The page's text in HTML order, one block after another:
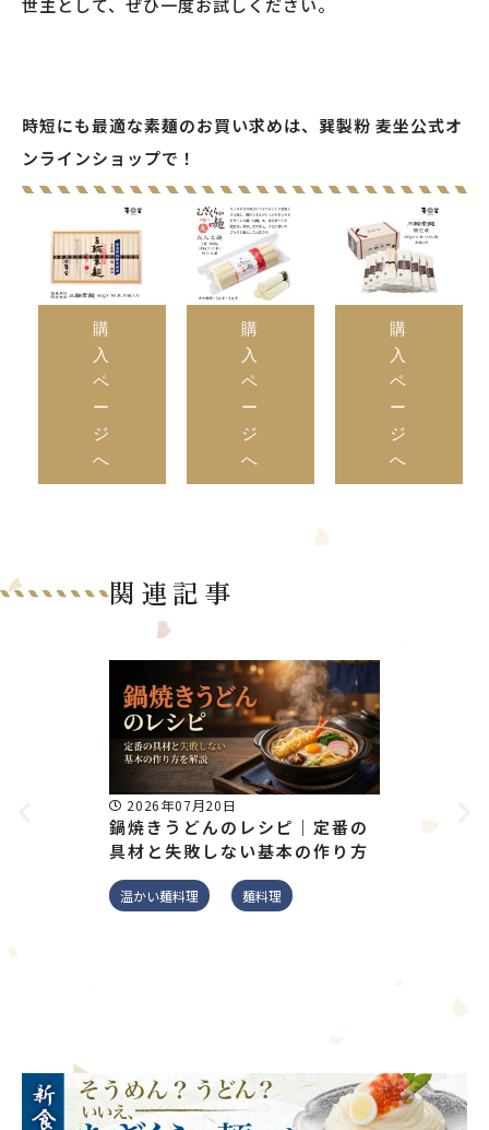
世主として、ぜひ一度お試しください。
時短にも最適な素麺のお買い求めは、巽製粉 麦坐公式オ
ンラインショップで！
購
入
ペ
ー
ジ
へ
購
入
ペ
ー
ジ
へ
購
入
ペ
ー
ジ
へ
関連記事
2026年07月20日
鍋焼きうどんのレシピ｜定番の
具材と失敗しない基本の作り方
温かい麺料理 麺料理